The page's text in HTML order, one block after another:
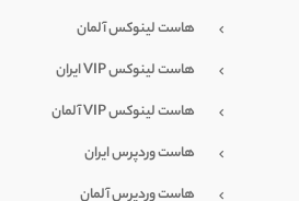
هاست لینوکس آلمان
هاست لینوکس VIP ایران
هاست لینوکس VIP آلمان
هاست وردپرس ایران
هاست وردپرس آلمان